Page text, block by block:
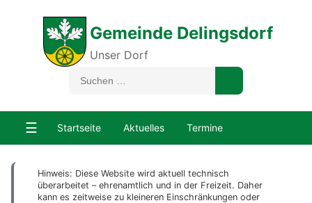
Gemeinde Delingsdorf
Unser Dorf
☰ Startseite Aktuelles Termine
Hinweis: Diese Website wird aktuell technisch
überarbeitet – ehrenamtlich und in der Freizeit. Daher
kann es zeitweise zu kleineren Einschränkungen oder